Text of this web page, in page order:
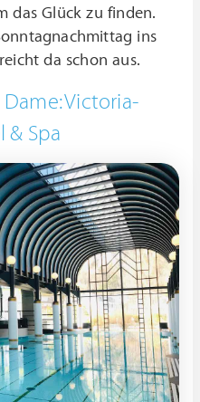
das Glück zu finden.
ins
da schon aus.
Victoria-
& Spa